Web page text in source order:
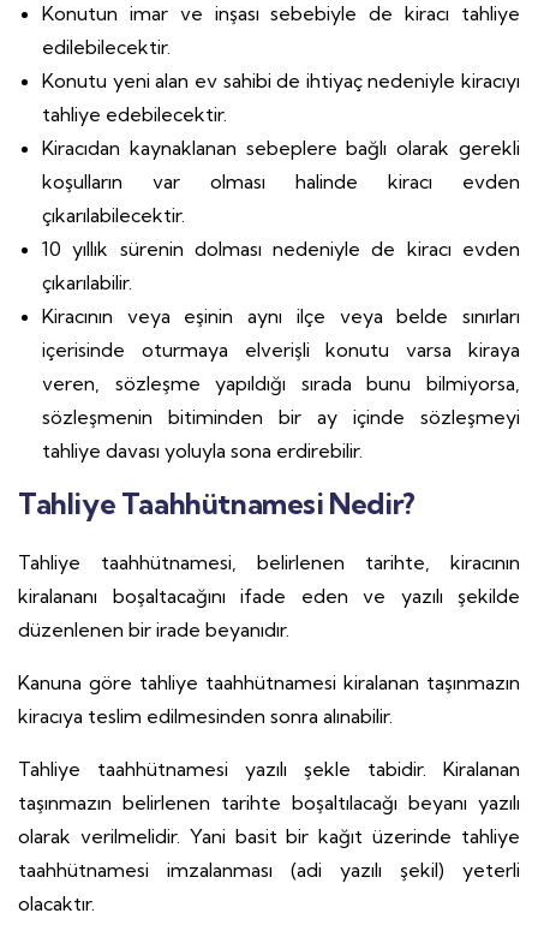
Konutun imar ve inşası sebebiyle de kiracı tahliye
edilebilecektir.
Konutu yeni alan ev sahibi de ihtiyaç nedeniyle kiracıyı
tahliye edebilecektir.
Kiracıdan kaynaklanan sebeplere bağlı olarak gerekli
koşulların var olması halinde kiracı evden
çıkarılabilecektir.
10 yıllık sürenin dolması nedeniyle de kiracı evden
çıkarılabilir.
Kiracının veya eşinin aynı ilçe veya belde sınırları
içerisinde oturmaya elverişli konutu varsa kiraya
veren, sözleşme yapıldığı sırada bunu bilmiyorsa,
sözleşmenin bitiminden bir ay içinde sözleşmeyi
tahliye davası yoluyla sona erdirebilir.
Tahliye Taahhütnamesi Nedir?
Tahliye taahhütnamesi, belirlenen tarihte, kiracının
kiralananı boşaltacağını ifade eden ve yazılı şekilde
düzenlenen bir irade beyanıdır.
Kanuna göre tahliye taahhütnamesi kiralanan taşınmazın
kiracıya teslim edilmesinden sonra alınabilir.
Tahliye taahhütnamesi yazılı şekle tabidir. Kiralanan
taşınmazın belirlenen tarihte boşaltılacağı beyanı yazılı
olarak verilmelidir. Yani basit bir kağıt üzerinde tahliye
taahhütnamesi imzalanması (adi yazılı şekil) yeterli
olacaktır.